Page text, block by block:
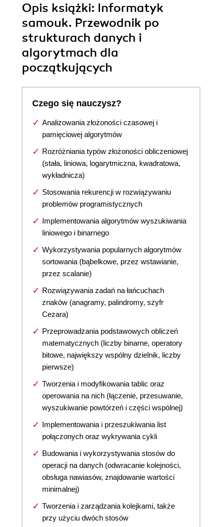
Opis książki: Informatyk
samouk. Przewodnik po
strukturach danych i
algorytmach dla
początkujących
Czego się nauczysz?
Analizowania złożoności czasowej i
pamięciowej algorytmów
Rozróżniania typów złożoności obliczeniowej
(stała, liniowa, logarytmiczna, kwadratowa,
wykładnicza)
Stosowania rekurencji w rozwiązywaniu
problemów programistycznych
Implementowania algorytmów wyszukiwania
liniowego i binarnego
Wykorzystywania popularnych algorytmów
sortowania (bąbelkowe, przez wstawianie,
przez scalanie)
Rozwiązywania zadań na łańcuchach
znaków (anagramy, palindromy, szyfr
Cezara)
Przeprowadzania podstawowych obliczeń
matematycznych (liczby binarne, operatory
bitowe, największy wspólny dzielnik, liczby
pierwsze)
Tworzenia i modyfikowania tablic oraz
operowania na nich (łączenie, przesuwanie,
wyszukiwanie powtórzeń i części wspólnej)
Implementowania i przeszukiwania list
połączonych oraz wykrywania cykli
Budowania i wykorzystywania stosów do
operacji na danych (odwracanie kolejności,
obsługa nawiasów, znajdowanie wartości
minimalnej)
Tworzenia i zarządzania kolejkami, także
przy użyciu dwóch stosów